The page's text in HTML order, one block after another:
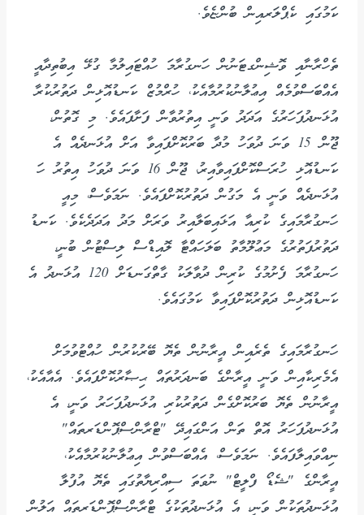
ކަމުގައި ކެޕްލަރއިން ބުންޏެވެ.
ތެހްރާނާއި ވޮޝިންގޓަނުން ހަނގުރާމަ ހުއްޓައިލުމާ ގުޅޭ އިބުތިދާއީ
އެއްބަސްވުމެއް އިޢުލާނުކުރުމާއެކު، ހުރްމުޒް ކަނޑުއޮޅިން ދަތުރުކުރާ
އުޅަނދުފަހަރުގެ އަދަދު ވަނީ އިތުރުވާން ފަށާފައެވެ. މި ގޮތުން،
ޖޫން 15 ވަނަ ދުވަހު މުދާ ބަރުކޮށްފައިވާ އަށް އުޅަނދެއް އެ
ކަނޑުއޮޅި ހުރަސްކޮށްފައިވާއިރު، ޖޫން 16 ވަނަ ދުވަހު އިތުރު ހަ
އުޅަނދެއް ވަނީ އެ މަގުން ދަތުރުކޮށްފައެވެ. ނަމަވެސް، މިއީ
ހަނގުރާމައިގެ ކުރިއާ އަޅައިބަލާއިރު ވަރަށް މަދު އަދަދެކެވެ. ކަނޑު
ދަތުރުފަތުރުގެ މަޢުލޫމާތު ބަލަހައްޓާ ލޮއިޑްސް ލިސްޓުން ބުނީ،
ހަނގުރާމަ ފެށުމުގެ ކުރިން ދުވާލަކު ގާތްގަނޑަށް 120 އުޅަނދު އެ
ކަނޑުއޮޅިން ދަތުރުކޮށްފައިވާ ކަމުގައެވެ.
ހަނގުރާމައިގެ ތެރެއިން އީރާނުން ތެޔޮ ބޭރުކުރުން ހުއްޓުވުމަށް
އެމެރިކާއިން ވަނީ އީރާންގެ ބަނދަރުތައް ޙިޞާރުކޮށްފައެވެ. އެއާއެކު،
އީރާނުން ތެޔޮ ބަރުކޮށްގެން ދަތުރުކުރި އުޅަނދުފަހަރު ވަނީ، އެ
އުޅަނދުފަހަރު އޮތް ތަން އަންގައިދޭ "ޓްރާންސްޕޮންޑަރތައް"
ނިއްވައިލާފައެވެ. ނަމަވެސް، އެއްބަސްވުން އިޢުލާނުކުރުމާއެކު،
އީރާންގެ "ޝެޑޯ ފްލީޓް" ނުވަތަ ސިއްރިޔާތުގައި ތެޔޮ އުފުލާ
އުޅަނދުތަކުން ވަނީ، އެ އުޅަނދުތަކުގެ ޓްރާންސްޕޮންޑަރތައް އަލުން